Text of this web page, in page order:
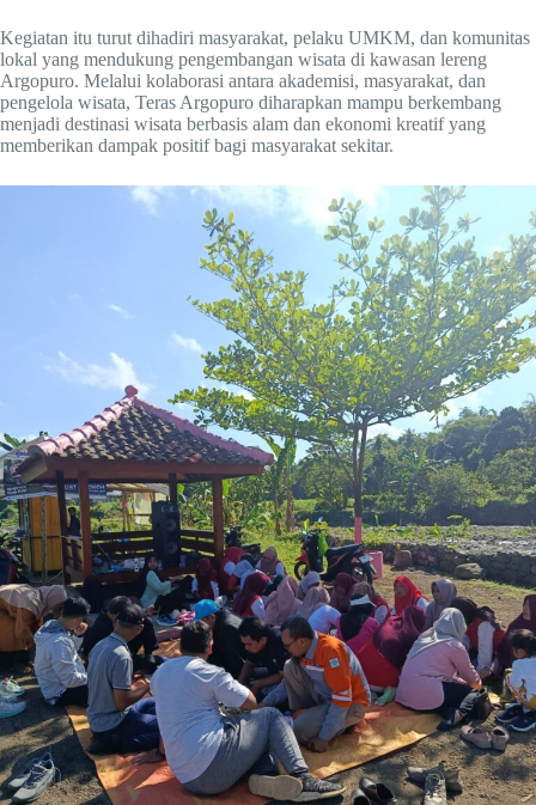
Kegiatan itu turut dihadiri masyarakat, pelaku UMKM, dan komunitas
lokal yang mendukung pengembangan wisata di kawasan lereng
Argopuro. Melalui kolaborasi antara akademisi, masyarakat, dan
pengelola wisata, Teras Argopuro diharapkan mampu berkembang
menjadi destinasi wisata berbasis alam dan ekonomi kreatif yang
memberikan dampak positif bagi masyarakat sekitar.